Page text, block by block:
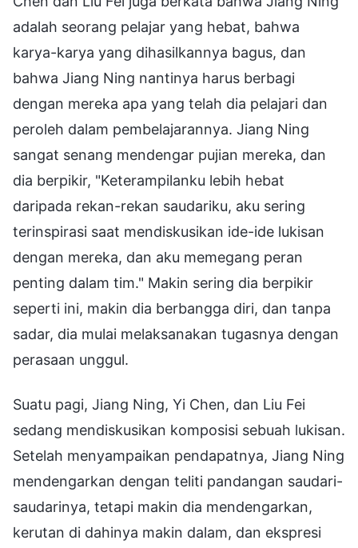
adalah seorang pelajar yang hebat, bahwa
karya-karya yang dihasilkannya bagus, dan
bahwa Jiang Ning nantinya harus berbagi
dengan mereka apa yang telah dia pelajari dan
peroleh dalam pembelajarannya. Jiang Ning
sangat senang mendengar pujian mereka, dan
dia berpikir, "Keterampilanku lebih hebat
daripada rekan-rekan saudariku, aku sering
terinspirasi saat mendiskusikan ide-ide lukisan
dengan mereka, dan aku memegang peran
penting dalam tim." Makin sering dia berpikir
seperti ini, makin dia berbangga diri, dan tanpa
sadar, dia mulai melaksanakan tugasnya dengan
perasaan unggul.
Suatu pagi, Jiang Ning, Yi Chen, dan Liu Fei
sedang mendiskusikan komposisi sebuah lukisan.
Setelah menyampaikan pendapatnya, Jiang Ning
mendengarkan dengan teliti pandangan saudari-
saudarinya, tetapi makin dia mendengarkan,
kerutan di dahinya makin dalam, dan ekspresi